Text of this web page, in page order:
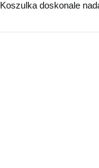
doskonale